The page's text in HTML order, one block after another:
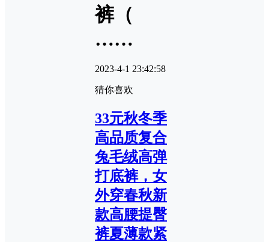
裤（
……
2023-4-1 23:42:58
猜你喜欢
33元秋冬季
高品质复合
兔毛绒高弹
打底裤，女
外穿春秋新
款高腰提臀
裤夏薄款紧